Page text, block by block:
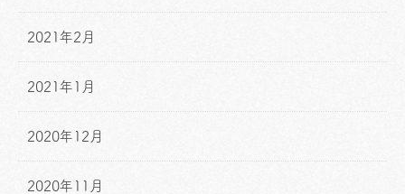
2021年2月
2021年1月
2020年12月
2020年11月